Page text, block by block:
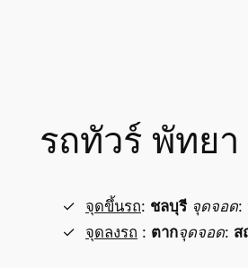
รถทัวร์ พัทย
จุดขึ้นรถ: ชลบุรี จุดจอด:
จุดลงรถ : ตากจุดจอด: ส